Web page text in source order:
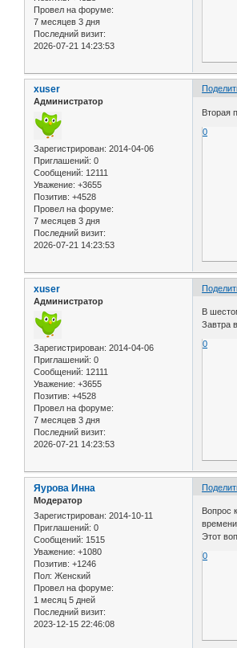
Провел на форуме:
7 месяцев 3 дня
Последний визит:
2026-07-21 14:23:53
xuser
Администратор
Зарегистрирован: 2014-04-06
Приглашений: 0
Сообщений: 12111
Уважение: +3655
Позитив: +4528
Провел на форуме:
7 месяцев 3 дня
Последний визит:
2026-07-21 14:23:53
Вторая
0
xuser
Администратор
Зарегистрирован: 2014-04-06
Приглашений: 0
Сообщений: 12111
Уважение: +3655
Позитив: +4528
Провел на форуме:
7 месяцев 3 дня
Последний визит:
2026-07-21 14:23:53
В
Завтра
0
Яурова Инна
Модератор
Зарегистрирован: 2014-10-11
Приглашений: 0
Сообщений: 1515
Уважение: +1080
Позитив: +1246
Пол: Женский
Провел на форуме:
1 месяц 5 дней
Последний визит:
2023-12-15 22:46:08
Вопрос
Этот
0